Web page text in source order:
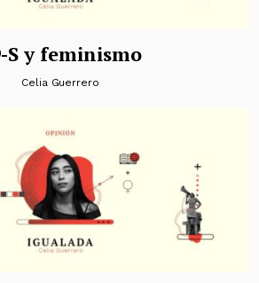
S y feminismo
Celia Guerrero